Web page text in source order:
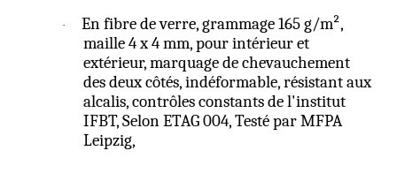
·
En fibre de verre, grammage 165 g/m²,
maille 4 x 4 mm, pour intérieur et
extérieur, marquage de chevauchement
des deux côtés, indéformable, résistant aux
alcalis, contrôles constants de l'institut
IFBT, Selon ETAG 004, Testé par MFPA
Leipzig,